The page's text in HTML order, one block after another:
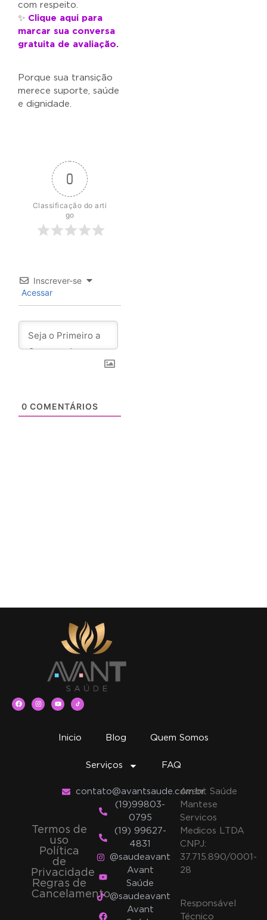
com respeito.
✨ Clique aqui para
marcar sua conversa
gratuita de avaliação.
Porque sua transição
merece suporte, saúde
e dignidade.
0
Classificação do arti
go
Inscrever-se
Acessar
0 COMENTÁRIOS
Inicio Blog Quem Somos
Serviços FAQ
Termos de
uso
Política
de
Privacidade
Regras de
Cancelamento
contato@avantsaude.com.br
(19)99803-
0795
(19) 99627-
4831
@saudeavant
Avant
Saúde
@saudeavant
Avant
Avant Saúde
Mantese
Servicos
Medicos LTDA
CNPJ:
37.715.890/0001-
28
Responsável
Técnico